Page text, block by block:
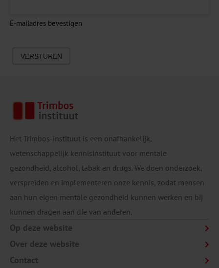
E-mailadres bevestigen
VERSTUREN
Het Trimbos-instituut is een onafhankelijk,
wetenschappelijk kennisinstituut voor mentale
gezondheid, alcohol, tabak en drugs. We doen onderzoek,
verspreiden en implementeren onze kennis, zodat mensen
aan hun eigen mentale gezondheid kunnen werken en bij
kunnen dragen aan die van anderen.
Op deze website
Over deze website
Contact